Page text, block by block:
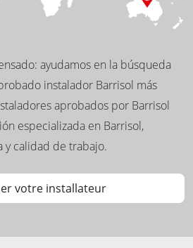
ayudamos en la búsqueda
instalador Barrisol más
aprobados por Barrisol
especializada en Barrisol,
y calidad de trabajo.
votre installateur